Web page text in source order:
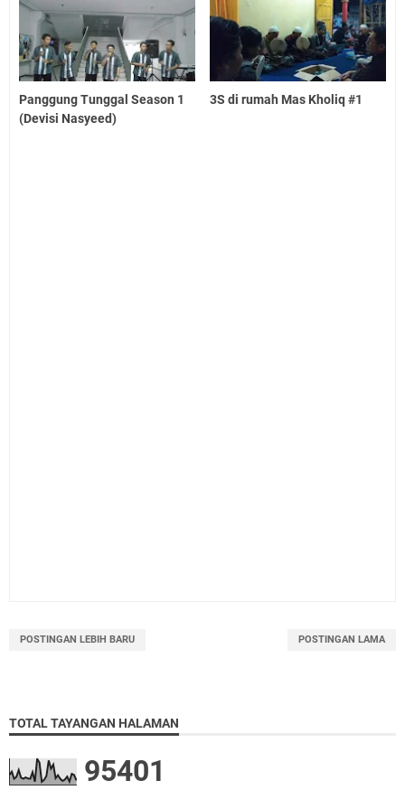
Panggung Tunggal Season 1
(Devisi Nasyeed)
3S di rumah Mas Kholiq #1
POSTINGAN LEBIH BARU POSTINGAN LAMA
TOTAL TAYANGAN HALAMAN
95401